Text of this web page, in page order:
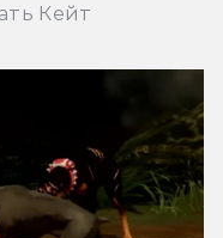
Кейт